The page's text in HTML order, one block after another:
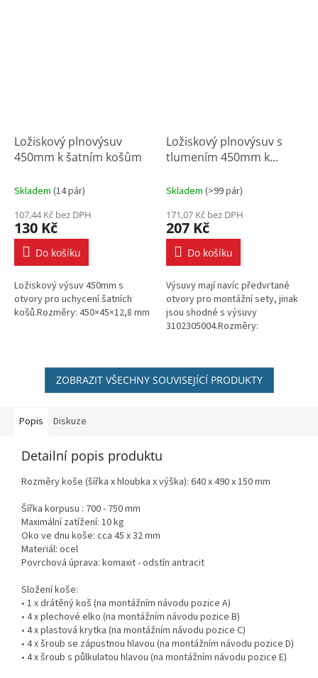
Ložiskový plnovýsuv
450mm k šatním košům
Skladem (14 pár)
107,44 Kč bez DPH
130 Kč
Do košíku
Ložiskový výsuv 450mm s
otvory pro uchycení šatních
košů.Rozměry: 450×45×12,8 mm
Ložiskový plnovýsuv s
tlumením 450mm k
Skladem (>99 pár)
171,07 Kč bez DPH
207 Kč
Do košíku
Výsuvy mají navíc předvrtané
otvory pro montážní sety, jinak
jsou shodné s výsuvy
3102305004.Rozměry:
ZOBRAZIT VŠECHNY SOUVISEJÍCÍ PRODUKTY
Popis Diskuze
Detailní popis produktu
Rozměry koše (šířka x hloubka x výška): 640 x 490 x 150 mm
Šířka korpusu : 700 - 750 mm
Maximální zatížení: 10 kg
Oko ve dnu koše: cca 45 x 32 mm
Materiál: ocel
Povrchová úprava: komaxit - odstín antracit
Složení koše:
• 1 x drátěný koš (na montážním návodu pozice A)
• 4 x plechové elko (na montážním návodu pozice B)
• 4 x plastová krytka (na montážním návodu pozice C)
• 4 x šroub se zápustnou hlavou (na montážním návodu pozice D)
• 4 x šroub s půlkulatou hlavou (na montážním návodu pozice E)